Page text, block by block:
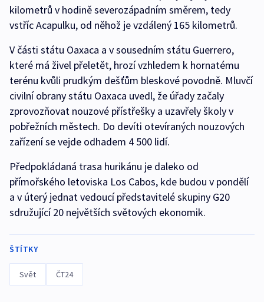
kilometrů v hodině severozápadním směrem, tedy
vstříc Acapulku, od něhož je vzdálený 165 kilometrů.
V části státu Oaxaca a v sousedním státu Guerrero,
které má živel přeletět, hrozí vzhledem k hornatému
terénu kvůli prudkým dešťům bleskové povodně. Mluvčí
civilní obrany státu Oaxaca uvedl, že úřady začaly
zprovozňovat nouzové přístřešky a uzavřely školy v
pobřežních městech. Do devíti otevíraných nouzových
zařízení se vejde odhadem 4 500 lidí.
Předpokládaná trasa hurikánu je daleko od
přímořského letoviska Los Cabos, kde budou v pondělí
a v úterý jednat vedoucí představitelé skupiny G20
sdružující 20 největších světových ekonomik.
ŠTÍTKY
Svět ČT24